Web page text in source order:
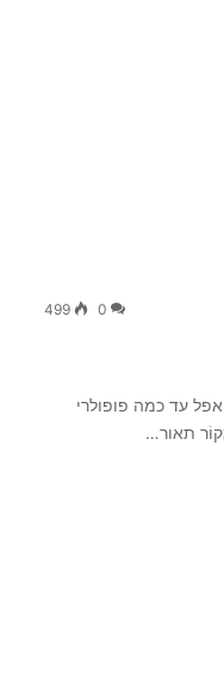
0
499
עד כמה פופולרי